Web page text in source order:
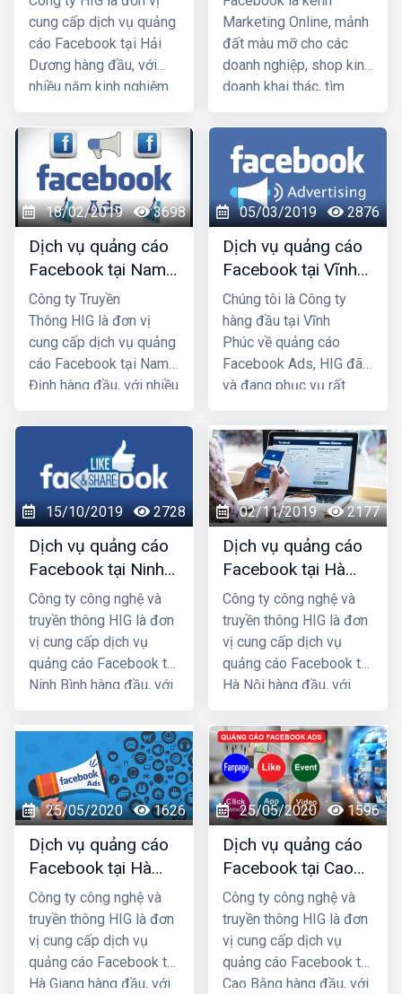
nhất
cung cấp dịch vụ quảng
cáo Facebook tại Hải
Dương hàng đầu, với
nhiều năm kinh nghiệm
hàng trăm khách hàng
lớn nhỏ ở Hải Dương và
toàn quốc Việt Nam,
chúng tôi chắc chắn sẽ
giúp quý khách phát
triển kinh doanh nhanh
chóng.
Marketing Online, mảnh
đất màu mỡ cho các
doanh nghiệp, shop kinh
doanh khai thác, tìm
năng ở Thái Bình không
kênh marketing nào
bằng. Nếu bạn là người
đang kinh doanh thì
không thể bỏ qua dịch
vụ chạy quảng
cáo Facebook được,
hãy liên hệ ngay với HIG
chúng tôi để chúng tôi
giúp bạn khai thác
Facebook để phát triển
kinh doanh.
18/02/2019 3698
Dịch vụ quảng cáo
Facebook tại Nam
Định giá rẻ, uy tín
Công ty Truyền
Thông HIG là đơn vị
cung cấp dịch vụ quảng
cáo Facebook tại Nam
Định hàng đầu, với nhiều
quảng cáo Facebook
cho hàng trăm khách
hàng lớn nhỏ ở Nam
Định và toàn quốc Việt
Nam, chúng tôi chắc
chắn sẽ giúp quý khách
phát triển kinh doanh
nhanh chóng.
05/03/2019 2876
Dịch vụ quảng cáo
Facebook tại Vĩnh
Phúc giá rẻ, uy tín
Chúng tôi là Công ty
hàng đầu tại Vĩnh
Phúc về quảng cáo
Facebook Ads, HIG đã
và đang phục vụ rất
nghiệp/shop tiếp cận và
tương tác thành công
với nhiều khách hàng
thông qua kênh
Facebook Marketing,
mang lại hiệu quả về
doanh số cao hơn, cũng
như uy tín thương hiệu
cho doanh nghiệp/shop.
15/10/2019 2728
Dịch vụ quảng cáo
Facebook tại Ninh
Bình giá rẻ, uy tín
Công ty công nghệ và
truyền thông HIG là đơn
vị cung cấp dịch vụ
quảng cáo Facebook tại
Ninh Bình hàng đầu, với
chạy quảng cáo cho
hàng trăm khách hàng
lớn nhỏ ở Ninh Bình và
các tỉnh Miền Bắc,
chúng tôi chắc chắn sẽ
giúp quý khách phát
triển kinh doanh nhanh
chóng.
02/11/2019 2177
Dịch vụ quảng cáo
Facebook tại Hà
Nội giá rẻ, uy tín
Công ty công nghệ và
truyền thông HIG là đơn
vị cung cấp dịch vụ
quảng cáo Facebook tại
Hà Nội hàng đầu, với
chạy quảng cáo cho
hàng trăm khách hàng
lớn nhỏ ở Hà Nội và các
tỉnh Miền Bắc, chúng tôi
chắc chắn sẽ giúp quý
khách phát triển kinh
doanh nhanh chóng.
25/05/2020 1626
Dịch vụ quảng cáo
Facebook tại Hà
Giang giá rẻ, uy tín
Công ty công nghệ và
truyền thông HIG là đơn
vị cung cấp dịch vụ
quảng cáo Facebook tại
Hà Giang hàng đầu, với
25/05/2020 1596
Dịch vụ quảng cáo
Facebook tại Cao
Bằng giá rẻ, uy tín
Công ty công nghệ và
truyền thông HIG là đơn
vị cung cấp dịch vụ
quảng cáo Facebook tại
Cao Bằng hàng đầu, với